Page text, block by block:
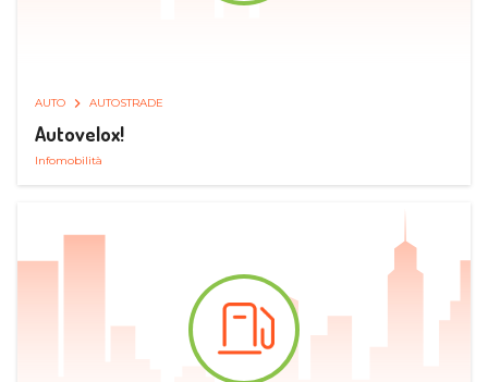
AUTO AUTOSTRADE
Autovelox!
Infomobilità